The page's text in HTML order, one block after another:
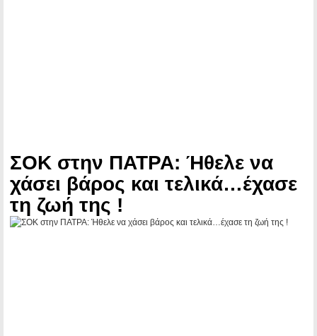
ΣΟΚ στην ΠΑΤΡΑ: Ήθελε να
χάσει βάρος και τελικά…έχασε
τη ζωή της !